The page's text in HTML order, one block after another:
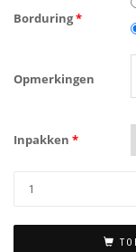
Borduring*
Opmerkingen
Inpakken *